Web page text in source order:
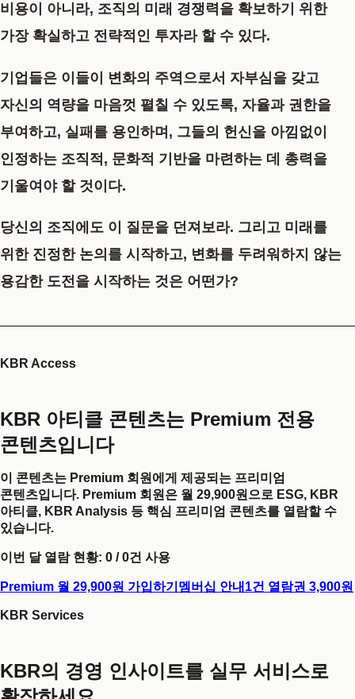
비용이 아니라, 조직의 미래 경쟁력을 확보하기 위한
가장 확실하고 전략적인 투자라 할 수 있다.
기업들은 이들이 변화의 주역으로서 자부심을 갖고
자신의 역량을 마음껏 펼칠 수 있도록, 자율과 권한을
부여하고, 실패를 용인하며, 그들의 헌신을 아낌없이
인정하는 조직적, 문화적 기반을 마련하는 데 총력을
기울여야 할 것이다.
당신의 조직에도 이 질문을 던져보라. 그리고 미래를
위한 진정한 논의를 시작하고, 변화를 두려워하지 않는
용감한 도전을 시작하는 것은 어떤가?
KBR Access
KBR 아티클 콘텐츠는 Premium 전용
콘텐츠입니다
이 콘텐츠는 Premium 회원에게 제공되는 프리미엄
콘텐츠입니다. Premium 회원은 월 29,900원으로 ESG, KBR
아티클, KBR Analysis 등 핵심 프리미엄 콘텐츠를 열람할 수
있습니다.
이번 달 열람 현황: 0 /0건 사용
Premium 월 29,900원 가입하기 멤버십 안내 1건 열람권 3,900원
KBR Services
KBR의 경영 인사이트를 실무 서비스로